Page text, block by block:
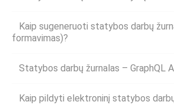
Kaip sugeneruoti statybos darbų
formavimas)?
Statybos darbų žurnalas – GraphQL
Kaip pildyti elektroninį statybos